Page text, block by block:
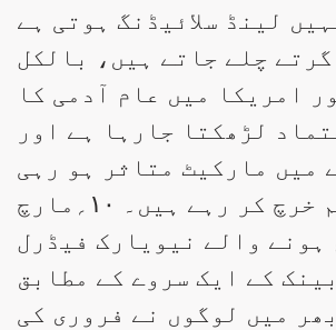
لینڈ سلائیڈنگ ہوتی ہے
گرتے چلے جاتے ہیں، بالکل
امریکا میں عام آدمی کا
لڑھکتا جارہا ہے اور
میں مارکیٹ متاثر ہو رہی
ہے۔ لوگ کم خرچ کر رہے ہیں۔ ۱۰؍مارچ
ہونے والے نیویارک فیڈرل
کے ایک سروے کے مطابق
میں لوگوں نے فروری کی